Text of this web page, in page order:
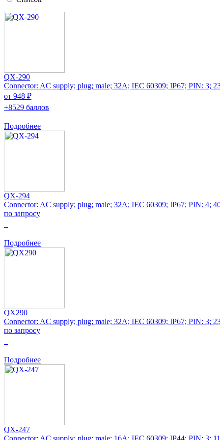
QX-290
Connector: AC supply; plug; male; 32A; IEC 60309; IP67; PIN: 3;
от 948 ₽
+8529 баллов
Подробнее
QX-294
Connector: AC supply; plug; male; 32A; IEC 60309; IP67; PIN: 4;
по запросу
Подробнее
QX290
Connector: AC supply; plug; male; 32A; IEC 60309; IP67; PIN: 3;
по запросу
Подробнее
QX-247
Connector: AC supply; plug; male; 16A; IEC 60309; IP44; PIN: 3;